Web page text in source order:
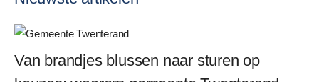
Van brandjes blussen naar sturen op